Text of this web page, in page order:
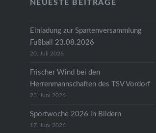
NEUESTE BEITRÄGE
Einladung zur Spartenversammlung
Fußball 23.08.2026
20. Juli 2026
Frischer Wind bei den
Herrenmannschaften des TSV Vordorf
23. Juni 2026
Sportwoche 2026 in Bildern
17. Juni 2026